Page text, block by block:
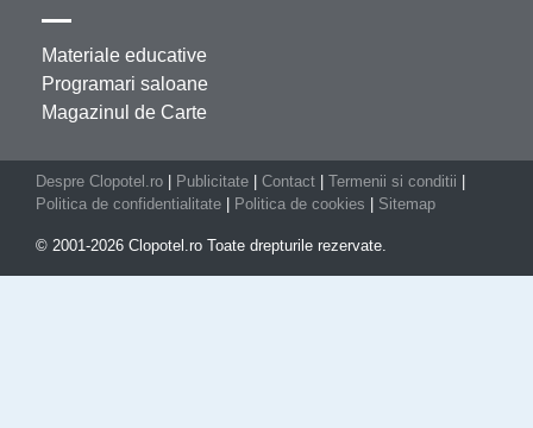
Materiale educative
Programari saloane
Magazinul de Carte
Despre Clopotel.ro Publicitate Contact Termenii si conditii
Politica de confidentialitate
Politica de cookies Sitemap
© 2001-2026 Clopotel.ro Toate drepturile rezervate.